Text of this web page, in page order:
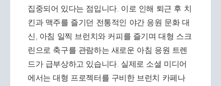
집중되어 있다는 점입니다. 이로 인해 퇴근 후 치
킨과 맥주를 즐기던 전통적인 야간 응원 문화 대
신, 아침 일찍 브런치와 커피를 즐기며 대형 스크
린으로 축구를 관람하는 새로운 아침 응원 트렌
드가 급부상하고 있습니다. 실제로 소셜 미디어
에서는 대형 프로젝터를 구비한 브런치 카페나